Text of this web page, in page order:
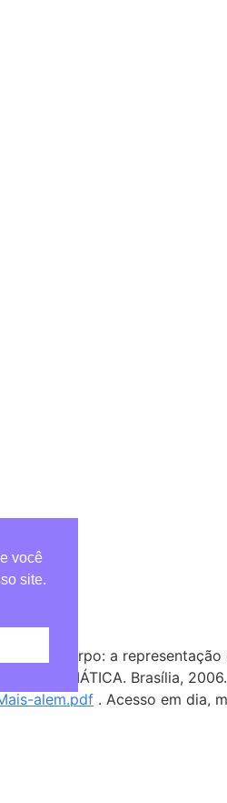
mente corpo: a
Brasília,
alem.pdf . Acesso em dia,
você
site.